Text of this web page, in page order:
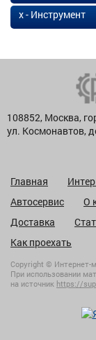
х - Инструмент
108852, Москва,
ул. Космонавтов,
Главная
Автосервис
О
Доставка
Как проехать
Copyright © Интернет-
При использовании
на источник https://